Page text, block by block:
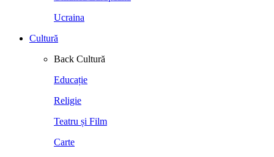
Ucraina
Cultură
Back Cultură
Educație
Religie
Teatru și Film
Carte